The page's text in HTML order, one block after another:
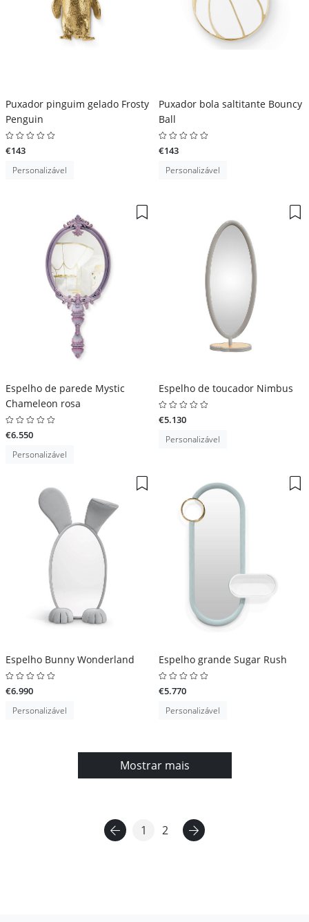
Puxador pinguim gelado Frosty
Penguin
€143
Personalizável
Puxador bola saltitante Bouncy
Ball
€143
Personalizável
Espelho de parede Mystic
Chameleon rosa
€6.550
Personalizável
Espelho de toucador Nimbus
€5.130
Personalizável
Espelho Bunny Wonderland
€6.990
Personalizável
Espelho grande Sugar Rush
€5.770
Personalizável
Mostrar mais
1 2